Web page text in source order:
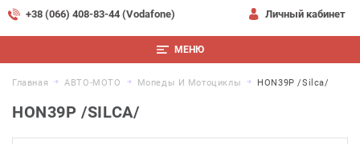
+38 (066) 408-83-44 (Vodafone) Личный кабинет
МЕНЮ
Главная АВТО-МОТО Мопеды И Мотоциклы HON39P /Silca/
HON39P /SILCA/